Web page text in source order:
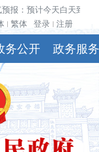
报：预计今天白天到
繁体 登录 注册
务公开 政务服务